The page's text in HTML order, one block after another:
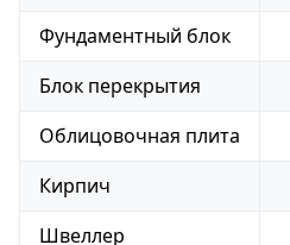
Фундаментный блок
Блок перекрытия
Облицовочная плита
Кирпич
Швеллер